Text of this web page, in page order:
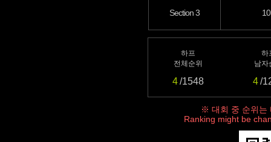
Section 3
하프
전체순위
4/1548
하
남자
4/
※ 대회 중 순위는
Ranking might be